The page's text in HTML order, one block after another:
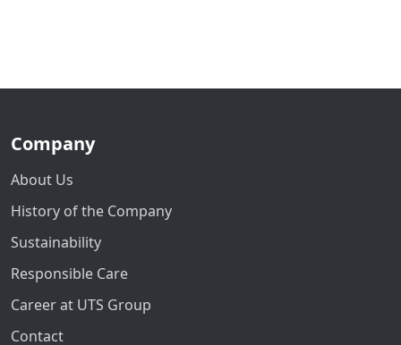
Company
About Us
History of the Company
Sustainability
Responsible Care
Career at UTS Group
Contact